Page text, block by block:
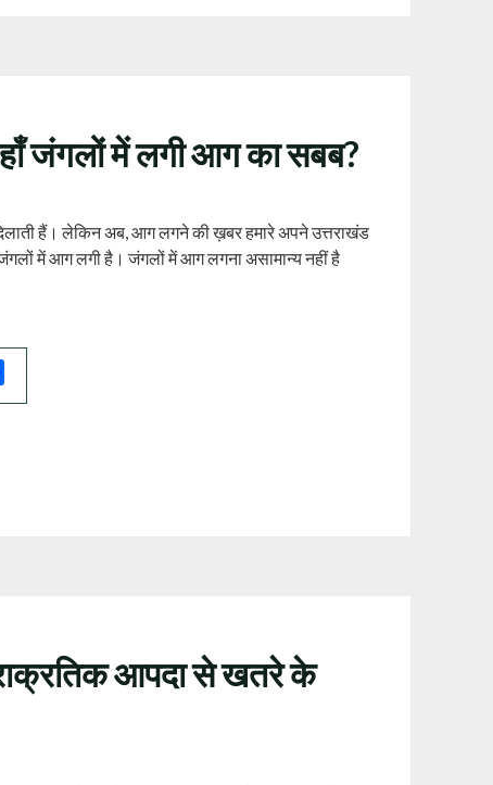
जंगलों में लगी आग का सबब?
हैं। लेकिन अब, आग लगने की ख़बर हमारे अपने उत्तराखंड
में आग लगी है। जंगलों में आग लगना असामान्य नहीं है
आपदा से खतरे के